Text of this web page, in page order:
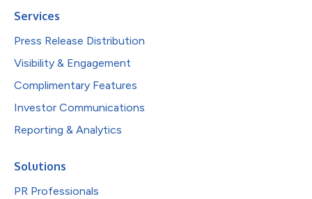
Services
Press Release Distribution
Visibility & Engagement
Complimentary Features
Investor Communications
Reporting & Analytics
Solutions
PR Professionals